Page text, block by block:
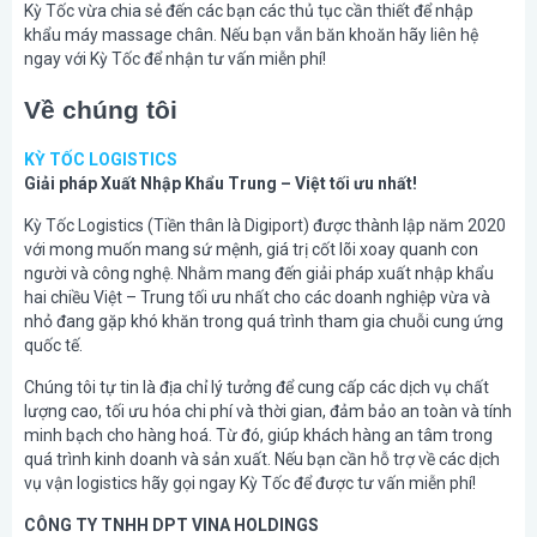
Kỳ Tốc vừa chia sẻ đến các bạn các thủ tục cần thiết để nhập
khẩu máy massage chân. Nếu bạn vẫn băn khoăn hãy liên hệ
ngay với Kỳ Tốc để nhận tư vấn miễn phí!
Về chúng tôi
KỲ TỐC LOGISTICS
Giải pháp Xuất Nhập Khẩu Trung – Việt tối ưu nhất!
Kỳ Tốc Logistics (Tiền thân là Digiport) được thành lập năm 2020
với mong muốn mang sứ mệnh, giá trị cốt lõi xoay quanh con
người và công nghệ. Nhằm mang đến giải pháp xuất nhập khẩu
hai chiều Việt – Trung tối ưu nhất cho các doanh nghiệp vừa và
nhỏ đang gặp khó khăn trong quá trình tham gia chuỗi cung ứng
quốc tế.
Chúng tôi tự tin là địa chỉ lý tưởng để cung cấp các dịch vụ chất
lượng cao, tối ưu hóa chi phí và thời gian, đảm bảo an toàn và tính
minh bạch cho hàng hoá. Từ đó, giúp khách hàng an tâm trong
quá trình kinh doanh và sản xuất. Nếu bạn cần hỗ trợ về các dịch
vụ vận logistics hãy gọi ngay Kỳ Tốc để được tư vấn miễn phí!
CÔNG TY TNHH DPT VINA HOLDINGS